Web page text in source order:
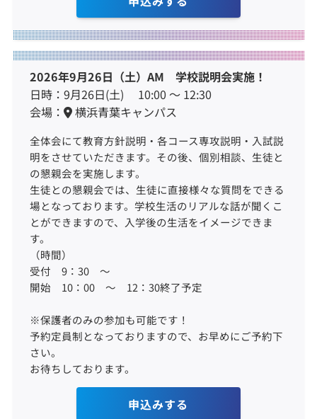
2026年9月26日（土）AM 学校説明会実施！
日時：9月26日(土) 10:00 ～ 12:30
会場：
横浜青葉キャンパス
全体会にて教育方針説明・各コース専攻説明・入試説
明をさせていただきます。その後、個別相談、生徒と
の懇親会を実施します。
生徒との懇親会では、生徒に直接様々な質問をできる
場となっております。学校生活のリアルな話が聞くこ
とができますので、入学後の生活をイメージできま
す。
（時間）
受付 9：30 ～
開始 10：00 ～ 12：30終了予定
※保護者のみの参加も可能です！
予約定員制となっておりますので、お早めにご予約下
さい。
お待ちしております。
申込みする